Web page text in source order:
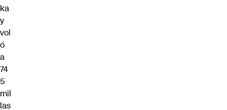
ka
y
vol
ó
a
74
5
mil
las